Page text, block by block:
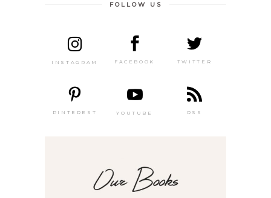
FOLLOW US
INSTAGRAM FACEBOOK TWITTER
PINTEREST YOUTUBE RSS